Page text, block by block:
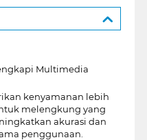
Multimedia
kenyamanan lebih
melengkung yang
akurasi dan
penggunaan.